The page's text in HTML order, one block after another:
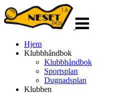
navigasjon
Hjem
Klubbhåndbok
Klubbhåndbok
Sportsplan
Dugnadsplan
Klubben